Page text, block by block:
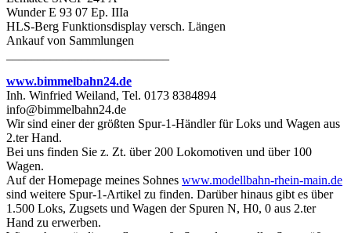
Wunder E 93 07 Ep. IIIa
HLS-Berg Funktionsdisplay versch. Längen
Ankauf von Sammlungen
www.bimmelbahn24.de
Inh. Winfried Weiland, Tel. 0173 8384894
info@bimmelbahn24.de
Wir sind einer der größten Spur-1-Händler für Loks und Wagen aus
2.ter Hand.
Bei uns finden Sie z. Zt. über 200 Lokomotiven und über 100
Wagen.
Auf der Homepage meines Sohnes www.modellbahn-rhein-main.de
sind weitere Spur-1-Artikel zu finden. Darüber hinaus gibt es über
1.500 Loks, Zugsets und Wagen der Spuren N, H0, 0 aus 2.ter
Hand zu erwerben.